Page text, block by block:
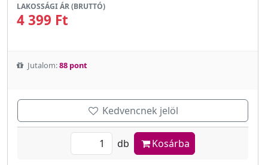
LAKOSSÁGI ÁR (BRUTTÓ)
4 399 Ft
Jutalom:88 pont
Kedvencnek jelöl
db Kosárba